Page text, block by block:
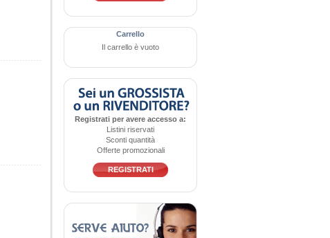
Carrello
Il carrello è vuoto
Registrati per avere accesso a:
Listini riservati
Sconti quantità
Offerte promozionali
REGISTRATI